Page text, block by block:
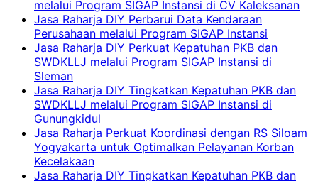
melalui Program SIGAP Instansi di CV Kaleksanan
Jasa Raharja DIY Perbarui Data Kendaraan
Perusahaan melalui Program SIGAP Instansi
Jasa Raharja DIY Perkuat Kepatuhan PKB dan
SWDKLLJ melalui Program SIGAP Instansi di
Sleman
Jasa Raharja DIY Tingkatkan Kepatuhan PKB dan
SWDKLLJ melalui Program SIGAP Instansi di
Gunungkidul
Jasa Raharja Perkuat Koordinasi dengan RS Siloam
Yogyakarta untuk Optimalkan Pelayanan Korban
Kecelakaan
Jasa Raharja DIY Tingkatkan Kepatuhan PKB dan